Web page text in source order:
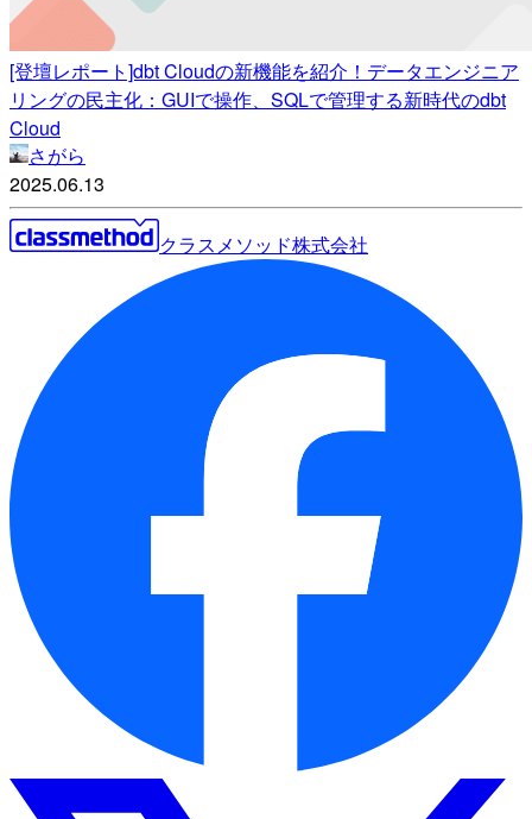
[登壇レポート]dbt Cloudの新機能を紹介！データエンジニア
リングの民主化：GUIで操作、SQLで管理する新時代のdbt
Cloud
さがら
2025.06.13
クラスメソッド株式会社